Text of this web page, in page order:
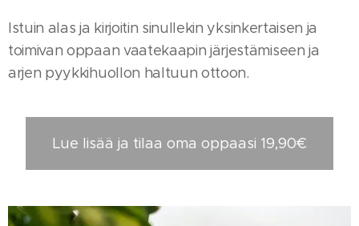
Istuin alas ja kirjoitin sinullekin yksinkertaisen ja
toimivan oppaan vaatekaapin järjestämiseen ja
arjen pyykkihuollon haltuun ottoon.
Lue lisää ja tilaa oma oppaasi 19,90€